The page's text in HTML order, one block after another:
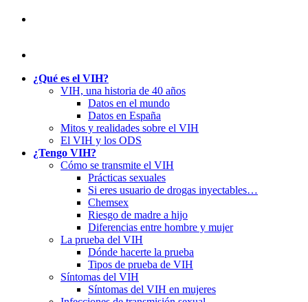
¿Qué es el VIH?
VIH, una historia de 40 años
Datos en el mundo
Datos en España
Mitos y realidades sobre el VIH
El VIH y los ODS
¿Tengo VIH?
Cómo se transmite el VIH
Prácticas sexuales
Si eres usuario de drogas inyectables…
Chemsex
Riesgo de madre a hijo
Diferencias entre hombre y mujer
La prueba del VIH
Dónde hacerte la prueba
Tipos de prueba de VIH
Síntomas del VIH
Síntomas del VIH en mujeres